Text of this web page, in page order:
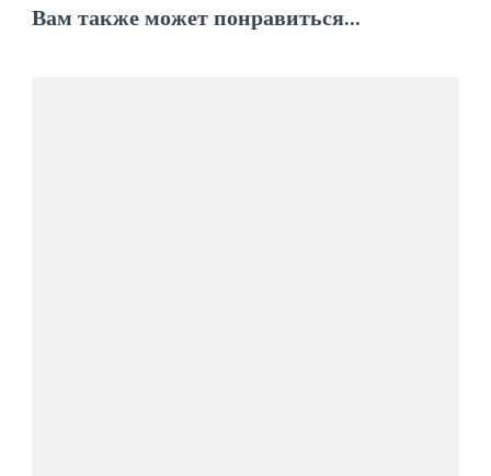
Вам также может понравиться...